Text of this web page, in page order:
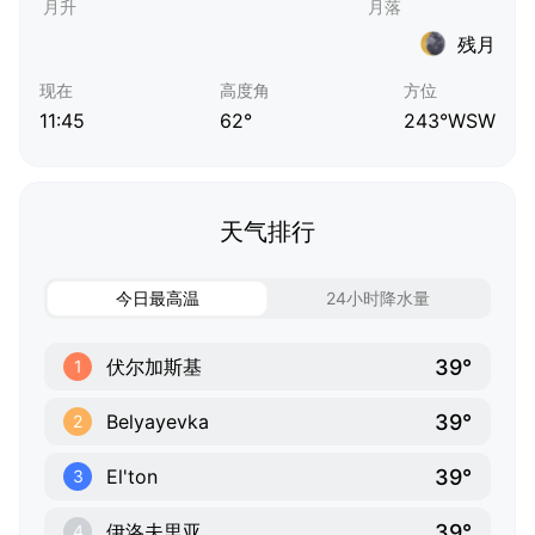
残月
现在
11:45
高度角
62°
方位
243°WSW
天气排行
今日最高温 24小时降水量
1 伏尔加斯基 39°
2 Belyayevka 39°
3 El'ton 39°